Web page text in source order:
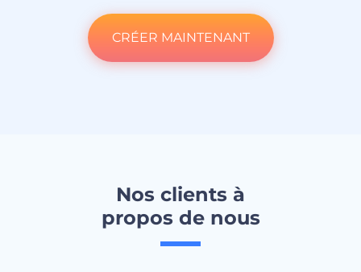
CRÉER MAINTENANT
Nos clients à
propos de nous